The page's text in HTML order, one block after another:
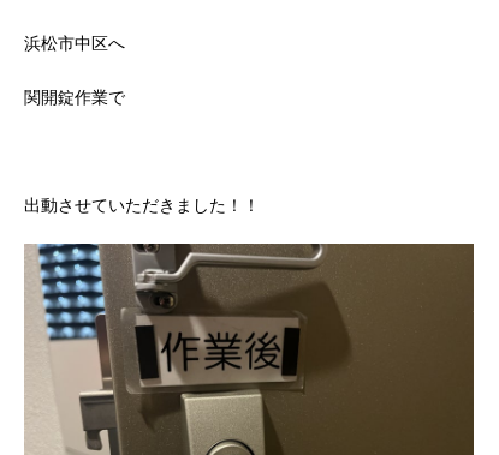
浜松市中区へ
関開錠作業で
出動させていただきました！！